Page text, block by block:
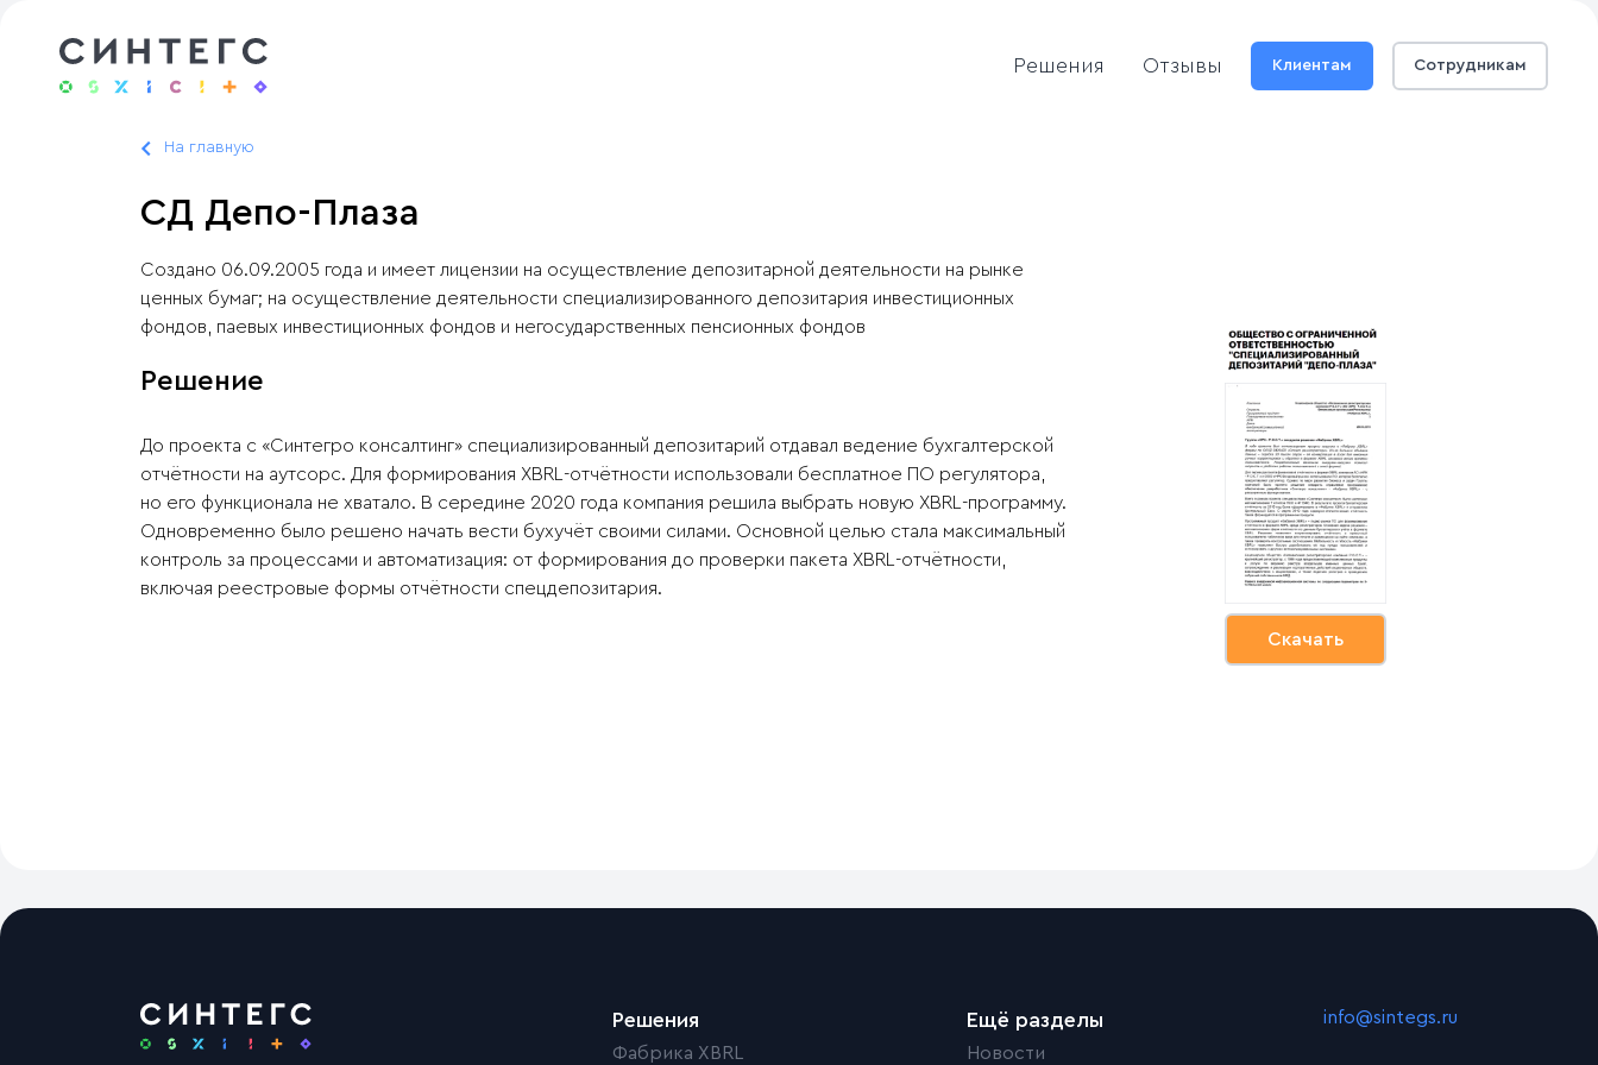
Решения Отзывы Клиентам Сотрудникам
На главную
СД Депо-Плаза
Cоздано 06.09.2005 года и имеет лицензии на осуществление депозитарной деятельности на рынке
ценных бумаг; на осуществление деятельности специализированного депозитария инвестиционных
фондов, паевых инвестиционных фондов и негосударственных пенсионных фондов
Решение
До проекта с «Синтегро консалтинг» специализированный депозитарий отдавал ведение бухгалтерской
отчётности на аутсорс. Для формирования XBRL-отчётности использовали бесплатное ПО регулятора,
но его функционала не хватало. В середине 2020 года компания решила выбрать новую XBRL-программу.
Одновременно было решено начать вести бухучёт своими силами. Основной целью стала максимальный
контроль за процессами и автоматизация: от формирования до проверки пакета XBRL-отчётности,
включая реестровые формы отчётности спецдепозитария.
Скачать
Решения
Фабрика XBRL
Ещё разделы
Новости
info@sintegs.ru